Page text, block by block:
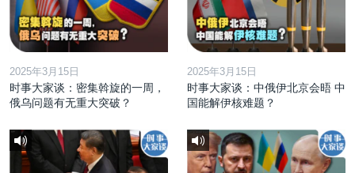
2025年3月15日
时事大家谈：密集斡旋的一周，
俄乌问题有无重大突破？
2025年3月15日
时事大家谈：中俄伊北京会晤 中
国能解伊核难题？